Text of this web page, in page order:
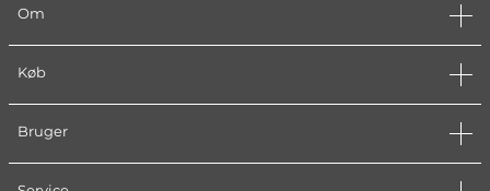
Om
Køb
Bruger